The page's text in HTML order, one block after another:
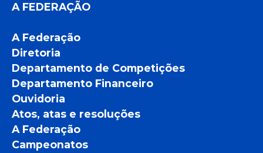
A FEDERAÇÃO
A Federação
Diretoria
Departamento de Competições
Departamento Financeiro
Ouvidoria
Atos, atas e resoluções
A Federação
Campeonatos